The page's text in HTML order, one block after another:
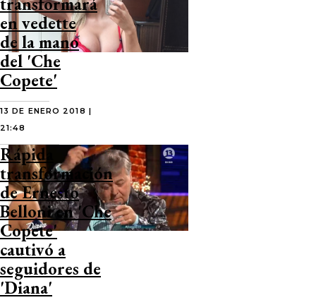
en vedette
de la mano
del 'Che
Copete'
13 DE ENERO 2018 |
21:48
Rápida
transformación
de Ernesto
Belloni en 'Che
Copete'
cautivó a
seguidores de
'Diana'